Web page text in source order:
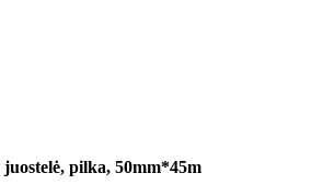
pilka, 50mm*45m